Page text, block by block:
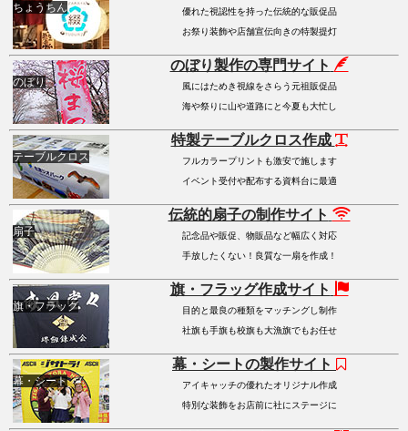
ちょうちん
優れた視認性を持った伝統的な販促品
お祭り装飾や店舗宣伝向きの特製提灯
のぼり
のぼり製作の専門サイト
風にはためき視線をさらう元祖販促品
海や祭りに山や道路にと今夏も大忙し
テーブルクロス
特製テーブルクロス作成
フルカラープリントも激安で施します
イベント受付や配布する資料台に最適
扇子
伝統的扇子の制作サイト
記念品や販促、物販品など幅広く対応
手放したくない！良質な一扇を作成！
旗・フラッグ
旗・フラッグ作成サイト
目的と最良の種類をマッチングし制作
社旗も手旗も校旗も大漁旗でもお任せ
幕・シート
幕・シートの製作サイト
アイキャッチの優れたオリジナル作成
特別な装飾をお店前に社にステージに